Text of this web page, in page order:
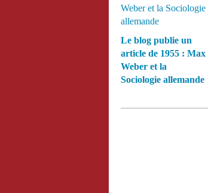
Le blog publie un
article de 1955 : Max
Weber et la
Sociologie allemande